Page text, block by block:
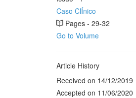
Caso ClÍnico
Pages - 29-32
Go to Volume
Article History
Received on 14/12/2019
Accepted on 11/06/2020